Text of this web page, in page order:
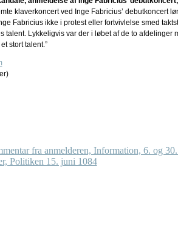
klaverkoncert ved Inge Fabricius’
Fabricius ikke i protest eller fortvivlelse smed
talent. Lykkeligvis var der i løbet af de to
stort talent.”
fra anmelderen, Information, 6. og
Politiken 15. juni 1084